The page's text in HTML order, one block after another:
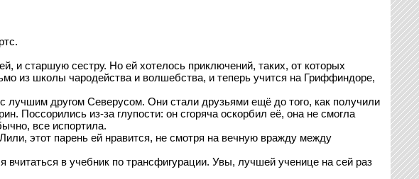
и старшую сестру. Но ей хотелось приключений, таких, от которых
из школы чародейства и волшебства, и теперь учится на Гриффиндоре,
лучшим другом Северусом. Они стали друзьями ещё до того, как получили
Поссорились из-за глупости: он сгоряча оскорбил её, она не смогла
все испортила.
этот парень ей нравится, не смотря на вечную вражду между
в учебник по трансфигурации. Увы, лучшей ученице на сей раз